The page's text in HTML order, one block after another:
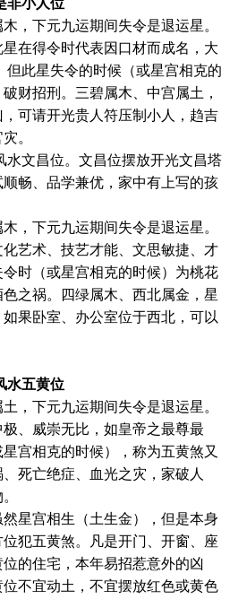
，下元九运期间失令是退运星。
在得令时代表因口材而成名，大
但此星失令的时候（或星宫相克的
财招刑。三碧属木、中宫属土，
可请开光贵人符压制小人，趋吉
。
水文昌位。文昌位摆放开光文昌塔
畅、品学兼优，家中有上写的孩
，下元九运期间失令是退运星。
艺术、技艺才能、文思敏捷、才
时（或星宫相克的时候）为桃花
之祸。四绿属木、西北属金，星
果卧室、办公室位于西北，可以
水五黄位
，下元九运期间失令是退运星。
、威崇无比，如皇帝之最尊最
宫相克的时候），称为五黄煞又
死亡绝症、血光之灾，家破人
星宫相生（土生金），但是本身
犯五黄煞。凡是开门、开窗、座
的住宅，本年易招惹意外的凶
不宜动土，不宜摆放红色或黄色